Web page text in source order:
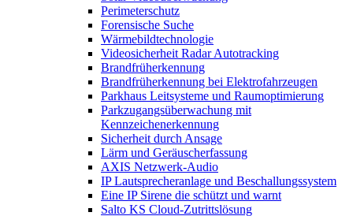
Perimeterschutz
Forensische Suche
Wärmebildtechnologie
Videosicherheit Radar Autotracking​
Brandfrüherkennung
Brandfrüherkennung bei Elektrofahrzeugen
Parkhaus Leitsysteme und Raumoptimierung
Parkzugangsüberwachung mit
Kennzeichenerkennung
Sicherheit durch Ansage
Lärm und Geräuscherfassung
AXIS Netzwerk-Audio
IP Lautsprecheranlage und Beschallungssystem
Eine IP Sirene die schützt und warnt
Salto KS Cloud-Zutrittslösung